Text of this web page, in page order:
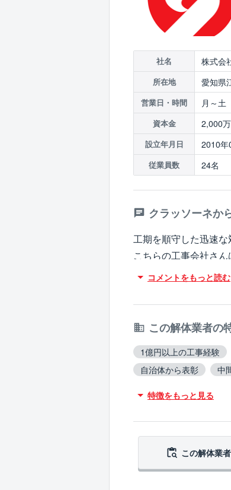
社名 株式会
所在地 愛知県
営業日・時間 月～
資本金 2,000
設立年月日 2010年
従業員数 24名
クラッソーネか
工期を順守した迅速な
こちらの工事会社さ
保有されております
工期内で対応いただ
いうお声がございます
社さんですので、一
コメントをもっと読む
この解体業者の
1億円以上の工事経験
自治体から表彰
中
5年以上無事故
5年
特徴をもっと見る
この解体業